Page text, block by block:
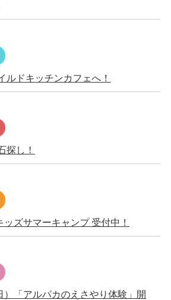
ルドキッチンカフェへ！
探し！
ッズサマーキャンプ 受付中！
）「アルパカのえさやり体験」開